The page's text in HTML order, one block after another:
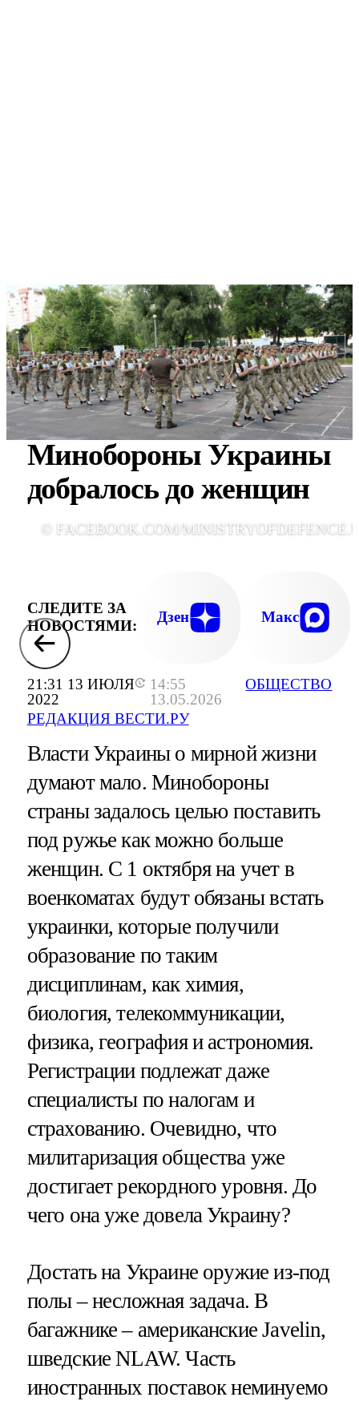
21:31 13 ИЮЛЯ
2022
14:55
13.05.2026
РЕДАКЦИЯ ВЕСТИ.РУ
ОБЩЕСТВО
Минобороны Украины
добралось до женщин
© FACEBOOK.COM/
СЛЕДИТЕ ЗА
НОВОСТЯМИ:
Дзен Макс
Власти Украины о мирной жизни
думают мало. Минобороны
страны задалось целью поставить
под ружье как можно больше
женщин. С 1 октября на учет в
военкоматах будут обязаны встать
украинки, которые получили
образование по таким
дисциплинам, как химия,
биология, телекоммуникации,
физика, география и астрономия.
Регистрации подлежат даже
специалисты по налогам и
страхованию. Очевидно, что
милитаризация общества уже
достигает рекордного уровня. До
чего она уже довела Украину?
Достать на Украине оружие из-под
полы – несложная задача. В
багажнике – американские Javelin,
шведские NLAW. Часть
иностранных поставок неминуемо